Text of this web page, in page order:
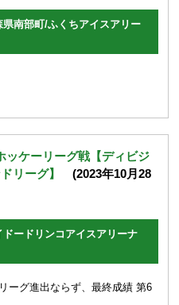
南部町/ふくちアイスアリー
ッケーリーグ戦【ディビジ
リーグ】
(2023年10月28
ードリンコアイスアリーナ
グ進出ならず、最終成績 第6